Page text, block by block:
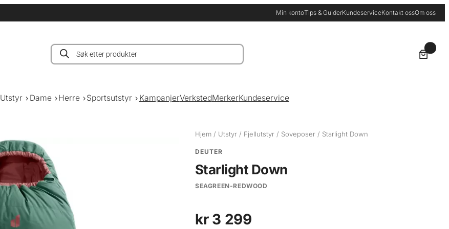
Min kontoTips & GuiderKundeserviceKontakt ossOm oss
Products
search
Utstyr Dame Herre Sportsutstyr KampanjerVerkstedMerkerKundeservice
Hjem / Utstyr / Fjellutstyr / Soveposer / Starlight Down
DEUTER
Starlight Down
SEAGREEN-REDWOOD
kr3 299